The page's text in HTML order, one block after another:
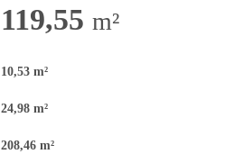
119,55 m²
10,53 m²
24,98 m²
208,46 m²